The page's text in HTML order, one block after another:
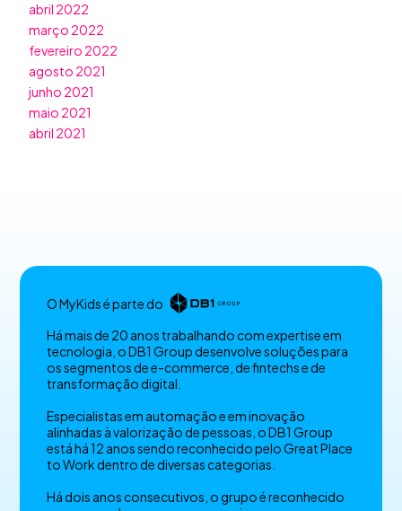
abril 2022
março 2022
fevereiro 2022
agosto 2021
junho 2021
maio 2021
abril 2021
O MyKids é parte do
Há mais de 20 anos trabalhando com expertise em
tecnologia, o DB1 Group desenvolve soluções para
os segmentos de e-commerce, de fintechs e de
transformação digital.
Especialistas em automação e em inovação
alinhadas à valorização de pessoas, o DB1 Group
está há 12 anos sendo reconhecido pelo Great Place
to Work dentro de diversas categorias.
Há dois anos consecutivos, o grupo é reconhecido